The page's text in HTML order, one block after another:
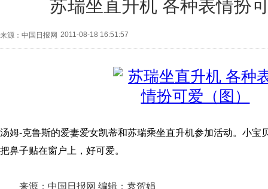
苏瑞坐直升机 各种表情扮
来源：中国日报网 2011-08-18 16:51:57
汤姆-克鲁斯的爱妻爱女凯蒂和苏瑞乘坐直升机参加活动。小宝
把鼻子贴在窗户上，好可爱。
来源：中国日报网 编辑：袁贺娟